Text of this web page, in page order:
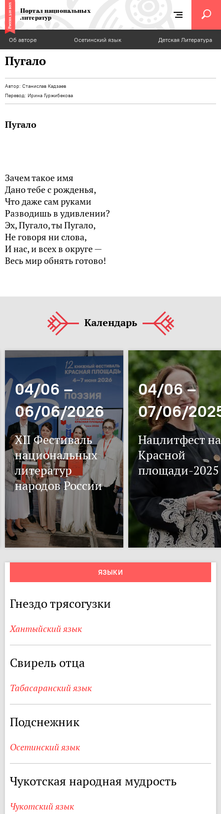
Портал национальных
литератур
Об авторе Осетинский язык Детская Литература
Пугало
Автор: Станислав Кадзаев
Перевод: Ирина Гуржибекова
Пугало
Зачем такое имя
Дано тебе с рожденья,
Что даже сам руками
Разводишь в удивлении?
Эх, Пугало, ты Пугало,
Не говоря ни слова,
И нас, и всех в округе —
Весь мир обнять готово!
Календарь
04/06 –
06/06/2026
XII Фестиваль
национальных
литератур
народов России
04/06 –
07/06/
Нацлитфест на
Красной
площади-2025
ЯЗЫКИ
Гнездо трясогузки
Хантыйский язык
Свирель отца
Табасаранский язык
Подснежник
Осетинский язык
Чукотская народная мудрость
Чукотский язык